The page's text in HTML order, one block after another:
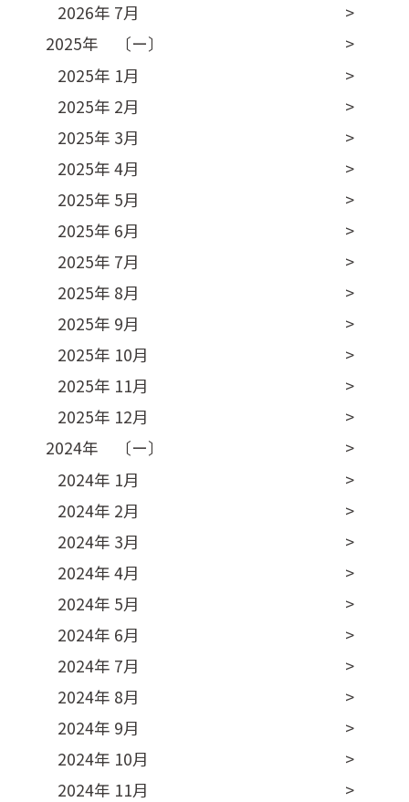
2026年 7月
2025年 〔ー〕
2025年 1月
2025年 2月
2025年 3月
2025年 4月
2025年 5月
2025年 6月
2025年 7月
2025年 8月
2025年 9月
2025年 10月
2025年 11月
2025年 12月
2024年 〔ー〕
2024年 1月
2024年 2月
2024年 3月
2024年 4月
2024年 5月
2024年 6月
2024年 7月
2024年 8月
2024年 9月
2024年 10月
2024年 11月